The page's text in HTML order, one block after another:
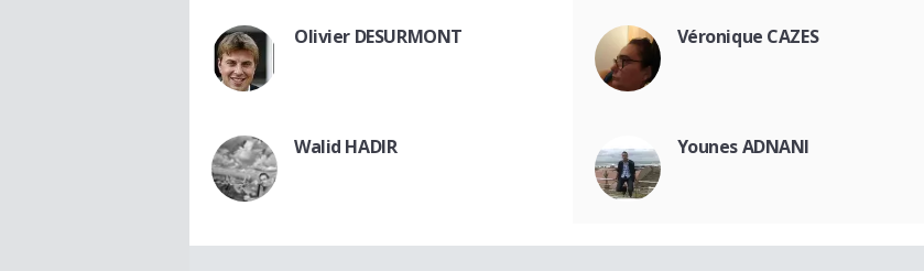
Olivier DESURMONT Véronique CAZES
Walid HADIR Younes ADNANI